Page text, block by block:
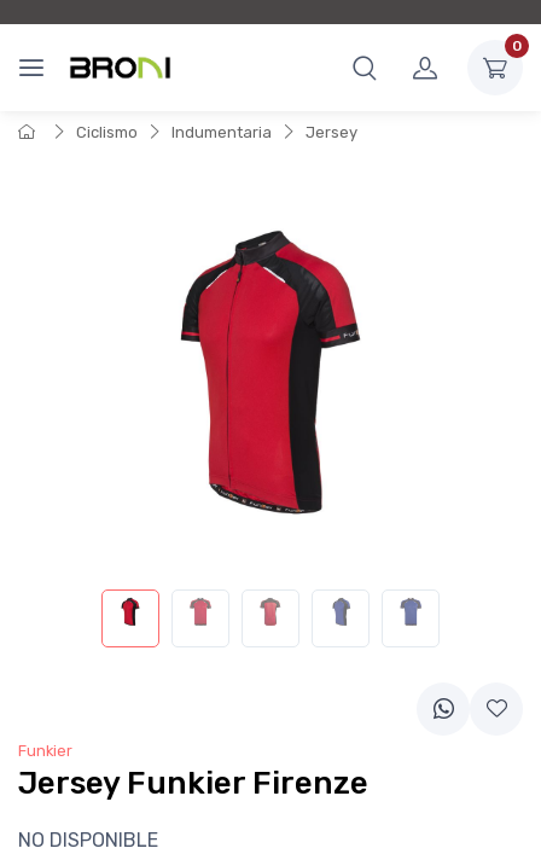
0
Ciclismo Indumentaria Jersey
Funkier
Jersey Funkier Firenze
NO DISPONIBLE